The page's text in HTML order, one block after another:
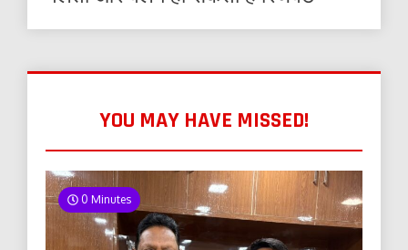
YOU MAY HAVE MISSED!
0 Minutes